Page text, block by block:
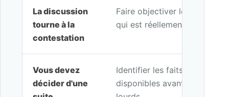
La discussion
tourne à la
contestation
Faire objectiver les faits
qui est réellement
Vous devez
décider d'une
Identifier les faits à
disponibles avant d'engager